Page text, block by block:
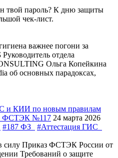
твой пароль? К дню защиты
чек-лист.
важнее погони за
Руководитель отдела
Ольга Копейкина
об основных парадоксах,
и КИИ по новым правилам
ФСТЭК №117 24 марта 2026
#187 ФЗ
#Аттестация ГИС
силу Приказ ФСТЭК России от
Требований о защите